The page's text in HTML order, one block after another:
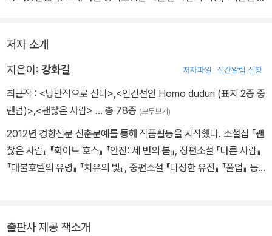
33/241
지난 시간을 모두 분노로 기억하지는 않는다. 하지만 싸워야 할 때 제
대로 싸우지 못한 기억은 종내 스스로를 미워하게 만든다. 부디 삶의
다르기를 바란다. 당선작 《다른 사람》에 대한 기대는 그로부터 비롯
된다.
저자 소개
지은이: 강화길 저자파일 신간알림 신청
최근작 : <낭만적으로 산다> <인간선언 Homo duduri (표지 2종 중
랜덤)> <괜찮은 사람> … 총 78종 (모두보기)
2012년 경향신문 신춘문예를 통해 작품활동을 시작했다. 소설집 『괜
찮은 사람』 『화이트 호스』 『안진: 세 번의 봄』, 장편소설 『다른 사람』
『대불호텔의 유령』 『치유의 빛』, 중편소설 『다정한 유전』 『풀업』 등
출판사 제공 책소개